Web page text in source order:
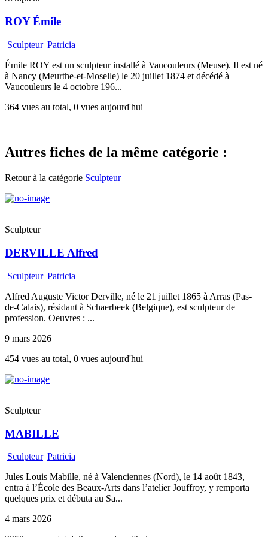
ROY Émile
Sculpteur| Patricia
Émile ROY est un sculpteur installé à Vaucouleurs (Meuse). Il est né
à Nancy (Meurthe-et-Moselle) le 20 juillet 1874 et décédé à
Vaucouleurs le 4 octobre 196...
364 vues au total, 0 vues aujourd'hui
Autres fiches de la même catégorie :
Retour à la catégorie Sculpteur
Sculpteur
DERVILLE Alfred
Sculpteur| Patricia
Alfred Auguste Victor Derville, né le 21 juillet 1865 à Arras (Pas-
de-Calais), résidant à Schaerbeek (Belgique), est sculpteur de
profession. Oeuvres : ...
9 mars 2026
454 vues au total, 0 vues aujourd'hui
Sculpteur
MABILLE
Sculpteur| Patricia
Jules Louis Mabille, né à Valenciennes (Nord), le 14 août 1843,
entra à l’École des Beaux-Arts dans l’atelier Jouffroy, y remporta
quelques prix et débuta au Sa...
4 mars 2026